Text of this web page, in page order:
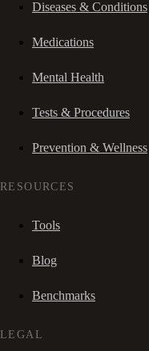
Diseases & Conditions
Medications
Mental Health
Tests & Procedures
Prevention & Wellness
RESOURCES
Tools
Blog
Benchmarks
LEGAL